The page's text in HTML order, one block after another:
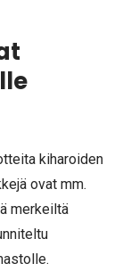
kiharoiden
ovat mm.
merkeiltä